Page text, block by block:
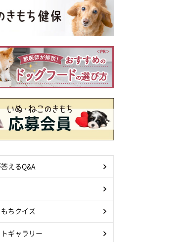
えるQ&A
ちクイズ
ギャラリー